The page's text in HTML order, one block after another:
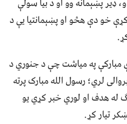
خو دې هڅو او پښېمانتيا يې د
مبارکې په مياشت چې د جنوري د
لري؛ رسول الله مبارک پرته
هدف او لوري خبر کړي يو